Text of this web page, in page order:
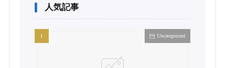
人気記事
Uncategorized